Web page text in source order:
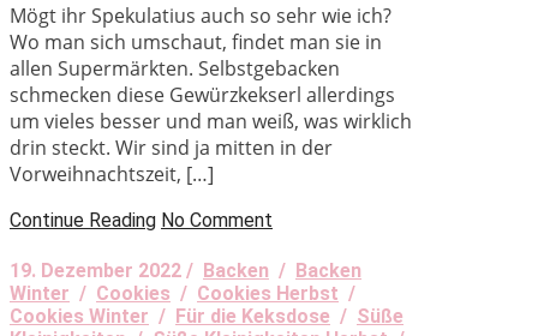
Mögt ihr Spekulatius auch so sehr wie ich?
Wo man sich umschaut, findet man sie in
allen Supermärkten. Selbstgebacken
schmecken diese Gewürzkekserl allerdings
um vieles besser und man weiß, was wirklich
drin steckt. Wir sind ja mitten in der
Vorweihnachtszeit, […]
Continue Reading No Comment
19. Dezember 2022 / Backen / Backen
Winter / Cookies / Cookies Herbst /
Cookies Winter / Für die Keksdose / Süße